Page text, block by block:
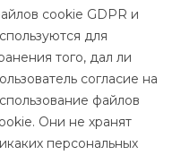
cookie GDPR и
для
того, дал ли
согласие на
файлов
Они не хранят
персональных